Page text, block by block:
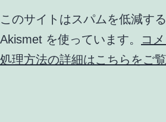
このサイトはスパムを低減す
Akismet を使っています。
コ
処理方法の詳細はこちらをご